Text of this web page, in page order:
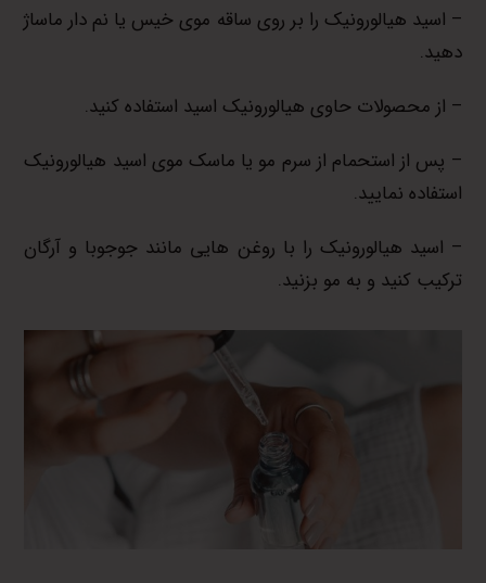
– اسید هیالورونیک را بر روی ساقه موی خیس یا نم دار ماساژ
دهید.
– از محصولات حاوی هیالورونیک اسید استفاده کنید.
– پس از استحمام از سرم مو یا ماسک موی اسید هیالورونیک
استفاده نمایید.
– اسید هیالورونیک را با روغن هایی مانند جوجوبا و آرگان
ترکیب کنید و به مو بزنید.